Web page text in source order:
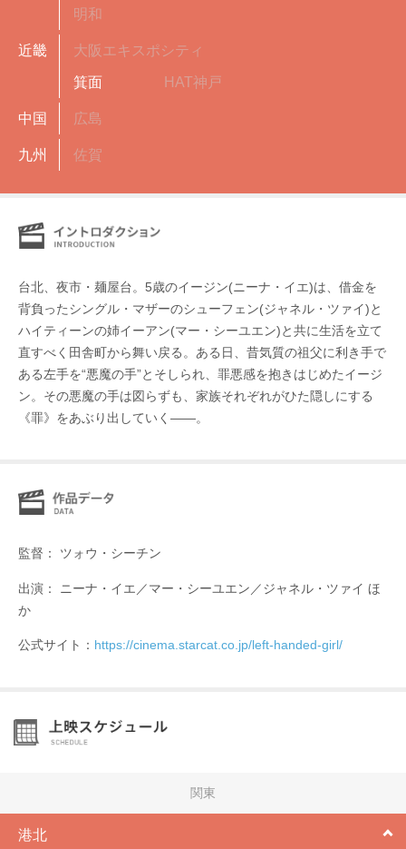
明和
近畿 大阪エキスポシティ
箕面 HAT神戸
中国 広島
九州 佐賀
台北、夜市・麺屋台。5歳のイージン(ニーナ・イエ)は、借金を
背負ったシングル・マザーのシューフェン(ジャネル・ツァイ)と
ハイティーンの姉イーアン(マー・シーユエン)と共に生活を立て
直すべく田舎町から舞い戻る。ある日、昔気質の祖父に利き手で
ある左手を“悪魔の手”とそしられ、罪悪感を抱きはじめたイージ
ン。その悪魔の手は図らずも、家族それぞれがひた隠しにする
《罪》をあぶり出していく――。
監督： ツォウ・シーチン
出演： ニーナ・イエ／マー・シーユエン／ジャネル・ツァイ ほ
か
公式サイト： https://cinema.starcat.co.jp/left-handed-girl/
関東
港北